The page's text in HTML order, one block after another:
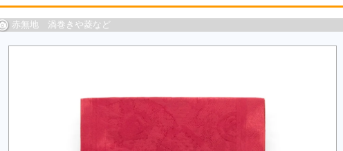
赤無地 渦巻きや菱など